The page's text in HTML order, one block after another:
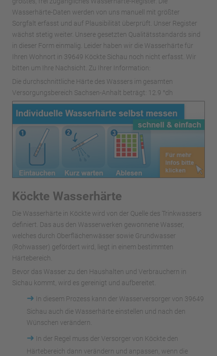
Wasserhärte-Daten werden von uns manuell mit größter
Sorgfalt erfasst und auf Plausibilität überprüft. Unser Register
wächst stetig weiter. Unsere gesetzten Qualitätsstandards sind
in dieser Form einmalig. Leider haben wir die Wasserhärte für
Ihren Wohnort in 39649 Köckte Sichau noch nicht erfasst. Wir
bitten um Ihre Nachsicht. Zu Ihrer Information:
Die durchschnittliche Härte des Wassers im gesamten
Versorgungsbereich Sachsen-Anhalt beträgt: 12.9 °dh
Köckte Wasserhärte
Die Wasserhärte in Köckte wird von der Quelle des Trinkwassers
definiert. Das aus den Wasserwerken gewonnene Wasser,
welches durch Oberflächenwässer sowie Grundwasser
(Rohwasser) gefördert wird, liegt in einem bestimmten
Härtebereich.
Bevor das Wasser zu den Haushalten und Verbrauchern in
Sichau kommt, wird es gereinigt und aufbereitet.
➜
In diesem Prozess kann der Wasserversorger von 39649
Sichau auch die Wasserhärte einstellen und nach den
Wünschen verändern.
➜
In der Regel muss der Versorger von Köckte den
Härtebereich dann verändern und anpassen, wenn die